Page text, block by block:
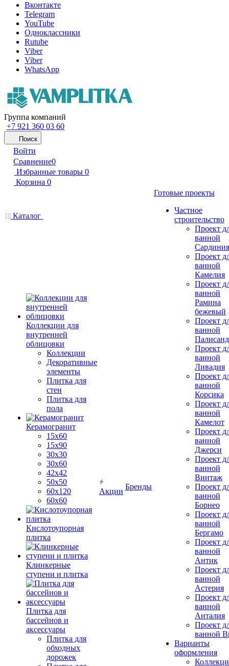
Вконтакте
Telegram
YouTube
Одноклассники
Rutube
Viber
Viber
WhatsApp
Группа компаний
+7 921 360 03 60
Поиск
Войти
Сравнение0
Избранные товары 0
Корзина 0
Каталог
Коллекции для
внутренней
облицовки
Коллекции
Декоративные
элементы
Плитка для
стен
Плитка для
пола
Керамогранит
15х60
15x90
30х30
30х60
42х42
50х50
60х120
60х60
Кислотоупорная
плитка
Клинкерные
ступени и плитка
Плитка для
бассейнов и
аксессуары
Плитка для
обходных
дорожек
Акции
Бренды
Готовые проекты
Частное
строительство
Проект
ванной
Сардиния
Проект
ванной
Камелия
Проект
ванной
Рамина
бежевый
Проект
ванной
Проект
ванной
Ливадия
Проект
ванной
Корсика
Проект
ванной
Камелот
Проект
ванной
Джерси
Проект
ванной
Винтаж
Проект
ванной
Борнео
Проект
ванной
Бергамо
Проект
ванной
Антик
Проект
ванной
Астерия
Проект
ванной
Анталия
Проект
ванной
Варианты
оформления